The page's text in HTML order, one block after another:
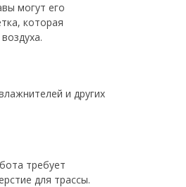
могут его
которая
и других
требует
для трассы.